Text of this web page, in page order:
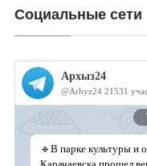
Социальные сети